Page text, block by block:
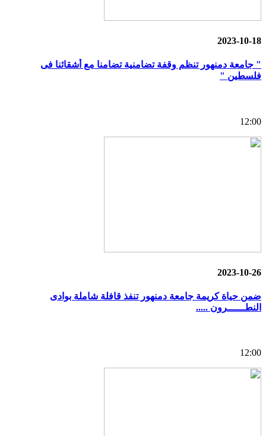
2023-10-18
" جامعة دمنهور تنظم وقفة تضامنية تضامنا مع أشقائنا فى
فلسطين "
12:00
2023-10-26
ضمن حياة كريمة جامعة دمنهور تنفذ قافلة شاملة بوادى
النطــــــرون .....
12:00